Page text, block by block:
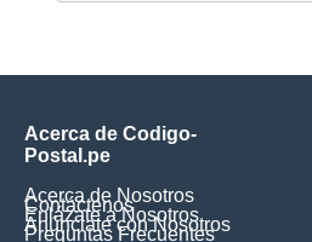
Acerca de Codigo-
Postal.pe
Acerca de Nosotros
Contáctenos
Enlázate a Nosotros
Anúnciate con Nosotros
Preguntas Frecuentes